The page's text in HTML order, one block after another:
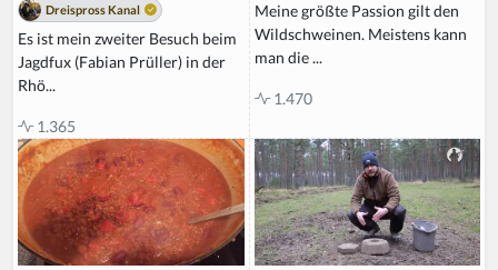
Dreispross Kanal
Es ist mein zweiter Besuch beim
Jagdfux (Fabian Prüller) in der
Rhö...
1.365
Meine größte Passion gilt den
Wildschweinen. Meistens kann
man die ...
1.470